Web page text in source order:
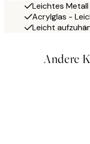
Leichtes Metall
Acrylglas -
Leicht
Andere